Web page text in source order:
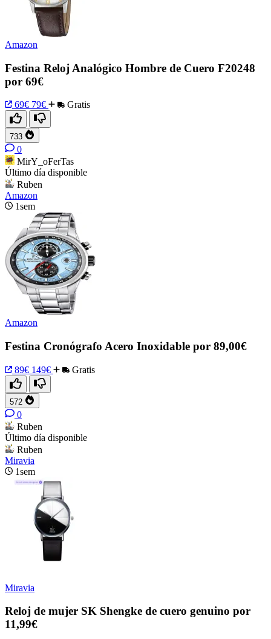
Amazon
Festina Reloj Analógico Hombre de Cuero F20248
por 69€
69€ 79€ Gratis
733
0
MirY_oFerTas
Último día disponible
Ruben
Amazon
1sem
Amazon
Festina Cronógrafo Acero Inoxidable por 89,00€
89€ 149€ Gratis
572
0
Ruben
Último día disponible
Ruben
Miravia
1sem
Miravia
Reloj de mujer SK Shengke de cuero genuino por
11,99€